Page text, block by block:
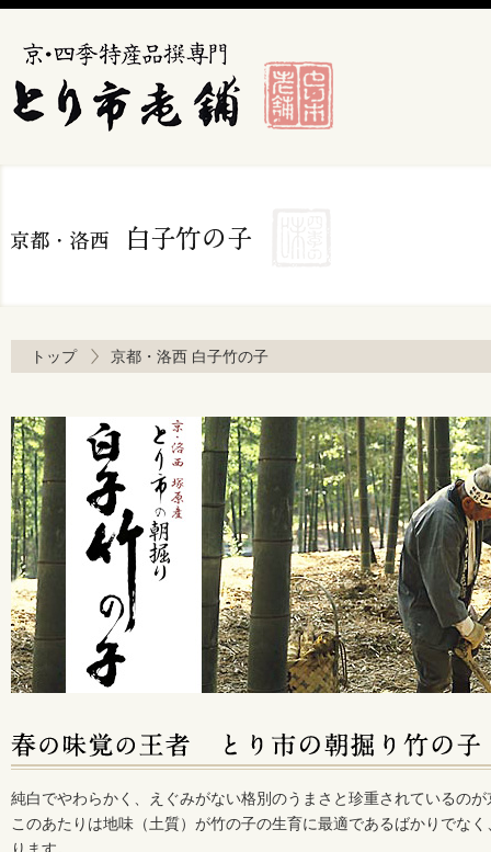
トップ 京都・洛西 白子竹の子
純白でやわらかく、えぐみがない格別のうまさと珍重されているの
このあたりは地味（土質）が竹の子の生育に最適であるばかりでな